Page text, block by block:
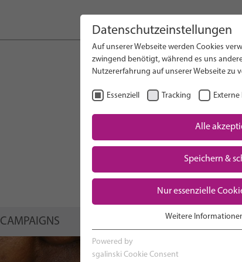
CAMPAIGNS RESEARCH
Search on Website
Datenschutzeinstellungen
Auf unserer Webseite werden Cookies
zwingend benötigt, während es uns
Nutzererfahrung auf unserer Webseite zu
Essenziell Tracking
Alle
Speichern &
Nur essenzielle
Essenzielle Cookies werden für
benötigt. Dadurch ist gewährleistet, dass
Weitere
Powered by
sgalinski Cookie Consent